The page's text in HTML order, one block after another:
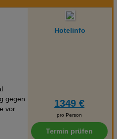
gegen
vor
Hotelinfo
1349 €
pro Person
Termin prüfen